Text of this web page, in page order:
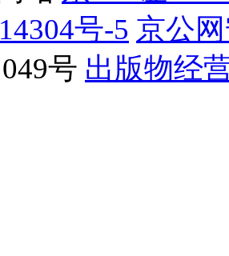
号-5 京公
号 出版物经